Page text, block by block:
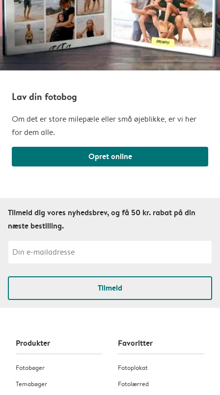
Lav din fotobog
Om det er store milepæle eller små øjeblikke, er vi her
for dem alle.
Opret online
Tilmeld dig vores nyhedsbrev, og få 50 kr. rabat på din
næste bestilling.
Tilmeld
Produkter
Fotobøger
Temabøger
Favoritter
Fotoplakat
Fotolærred